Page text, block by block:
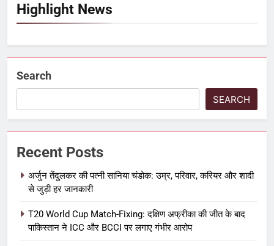
Highlight News
Search
SEARCH
Recent Posts
अर्जुन तेंदुलकर की पत्नी सानिया चंडोक: उम्र, परिवार, करियर और शादी
से जुड़ी हर जानकारी
T20 World Cup Match-Fixing: दक्षिण अफ्रीका की जीत के बाद
पाकिस्तान ने ICC और BCCI पर लगाए गंभीर आरोप